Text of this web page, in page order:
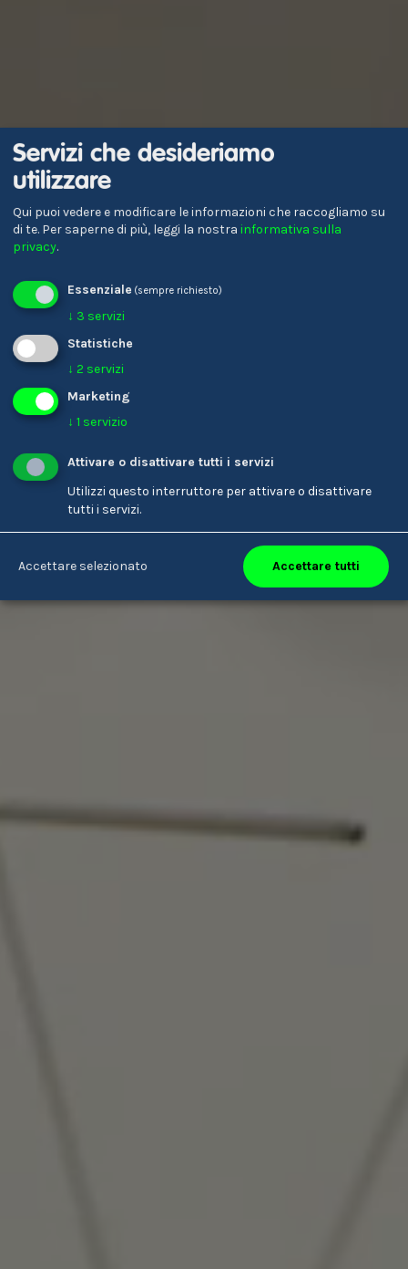
La tua
professione, il
tuo futuro!
Trova la tua professione!
Servizi che desideriamo
utilizzare
Qui puoi vedere e modificare le informazioni che raccogliamo su
di te. Per saperne di più, leggi la nostra informativa sulla
privacy.
Essenziale (sempre richiesto)
↓ 3 servizi
Statistiche
↓ 2 servizi
Marketing
↓ 1 servizio
Attivare o disattivare tutti i servizi
Utilizzi questo interruttore per attivare o disattivare
tutti i servizi.
Accettare selezionato Accettare tutti